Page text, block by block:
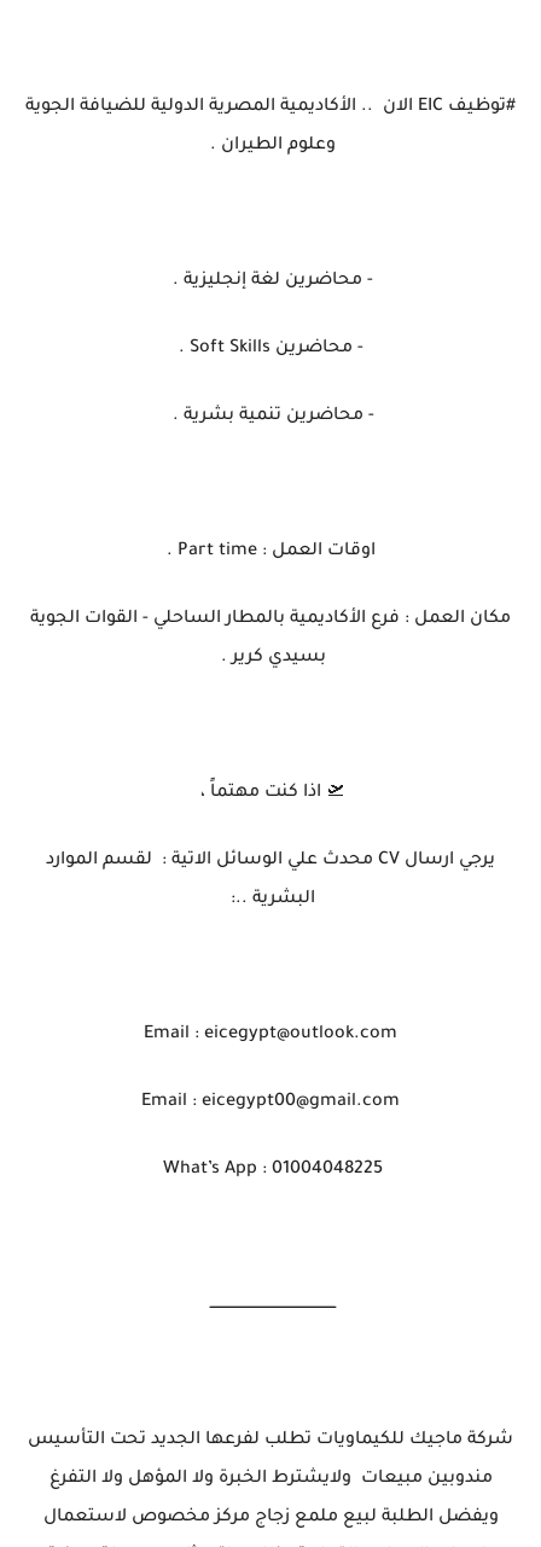
#توظيف EIC الان .. الأكاديمية المصرية الدولية للضيافة الجوية
وعلوم الطيران .
- محاضرين لغة إنجليزية .
- محاضرين Soft Skills .
- محاضرين تنمية بشرية .
اوقات العمل : Part time .
مكان العمل : فرع الأكاديمية بالمطار الساحلي - القوات الجوية
بسيدي كرير .
🛫 اذا كنت مهتماً ،
يرجي ارسال CV محدث علي الوسائل الاتية : لقسم الموارد
البشرية ..:
Email : eicegypt@outlook.com
Email : eicegypt00@gmail.com
What’s App : 01004048225
ــــــــــــــــــــــــــــــــــــــــــــــــــــ
شركة ماجيك للكيماويات تطلب لفرعها الجديد تحت التأسيس
مندوبين مبيعات ولايشترط الخبرة ولا المؤهل ولا التفرغ
ويفضل الطلبة لبيع ملمع زجاج مركز مخصوص لاستعمال